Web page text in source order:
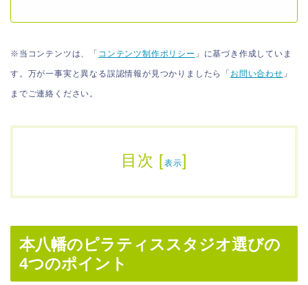
※当コンテンツは、「 コンテンツ制作ポリシー 」に基づき作成していま
す。万が一事実と異なる誤認情報が見つかりましたら「 お問い合わせ 」
までご連絡ください。
目次 [表示]
本八幡のピラティススタジオ選びの
4つのポイント